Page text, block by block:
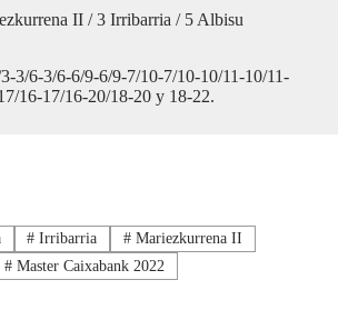
II / 3 Irribarria / 5 Albisu
3/6-3/6-6/9-6/9-7/10-7/10-10/11-10/11-
16-17/16-20/18-20 y 18-22.
# Irribarria # Mariezkurrena II
#Master Caixabank 2022